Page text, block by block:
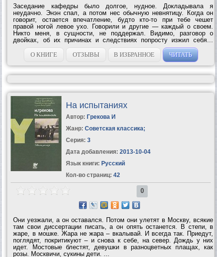
Заседание кафедры было долгое, нудное. Докладывала я
неудачно. Энэн спал, а потом нес обычную невнятицу. Когда он
говорит, остается впечатление, будто кто-то при тебе чешет
правой ногой левое ухо. Говорили и другие — каждый о своем.
Никто меня, в сущности, не поддержал. Видимо, разговор о
двойках, об их причинах и следствиях попросту изжил себя…
Роман «Кафедра» о больших сердцах и малых, о любви, сути
преподавания и о том, как все...
О КНИГЕ ОТЗЫВЫ В ИЗБРАННОЕ ЧИТАТЬ
На испытаниях
Автор: Грекова И
Жанр: Советская классика;
Серия: 3
Дата добавления: 2013-10-04
Язык книги: Русский
Кол-во страниц: 42
0
Они уезжали, а он оставался. Потом они улетят в Москву, всякие
там свои диссертации писать, а он опять останется. В степи, в
жаре, в мошке. Жара не жара – вкалывай. И всегда так. Приедут,
поглядят, покритикуют – и снова к себе, на север. Дождь у них
идет. Мостовые блестят, девушки в разноцветных плащах, как
розы. Москвичи, сукины дети. ...